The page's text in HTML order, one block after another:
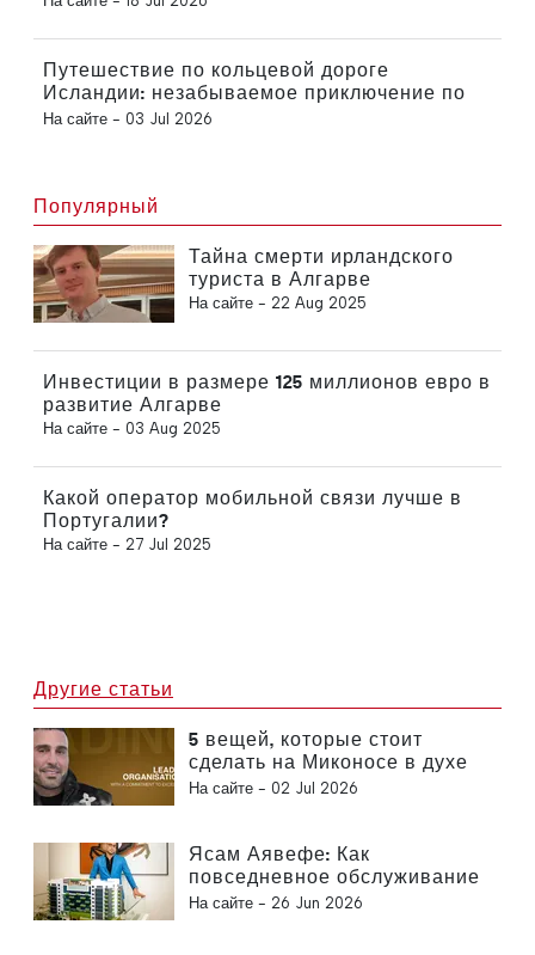
Путешествие по кольцевой дороге
Исландии: незабываемое приключение по
живописным дорогам
На сайте - 03 Jul 2026
Популярный
Тайна смерти ирландского
туриста в Алгарве
На сайте - 22 Aug 2025
Инвестиции в размере 125 миллионов евро в
развитие Алгарве
На сайте - 03 Aug 2025
Какой оператор мобильной связи лучше в
Португалии?
На сайте - 27 Jul 2025
Другие статьи
5 вещей, которые стоит
сделать на Миконосе в духе
концепции «спокойной
На сайте - 02 Jul 2026
Ясам Аявефе: Как
повседневное обслуживание
определяет облик
На сайте - 26 Jun 2026